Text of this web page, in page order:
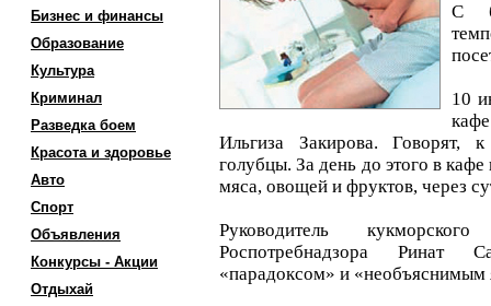
Бизнес и финансы
Образование
Культура
Криминал
Разведка боем
Красота и здоровье
Авто
Спорт
Объявления
Конкурсы - Акции
Отдыхай
С
10
Ильгиза Закирова. Говорят,
голубцы. За день до этого в кафе
мяса, овощей и фруктов, через
Руководитель
Роспотребнадзора Ринат
«парадоксом» и